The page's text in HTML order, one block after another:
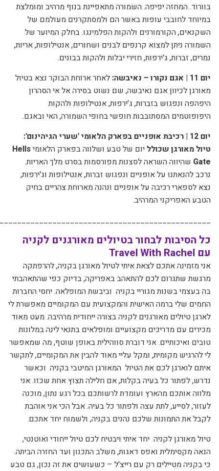
בוורוד. המחזה יפיפה. השמורה מתאפיינת בנוף מרהיב ומומלצת
במיוחד לחובבי עופות באשר הם ולמסתקרנים מעולמם של
השקנאים, הקורמורנים ולהקות הפלמינגו. בחלק המיוער של
השמורה ניתן למצוא קרנפים לבנים ושחורים, אנטילופות, אריות,
נמרים, זברות, ג'ירפות, חזירי יבלות ולהקות בבונים.
יום 11 |
אגם נקורו – נאיבשה: לאחר ארוחת הבוקר נצא בטיול
מאורגן לכיוון אגם נאיבשה, שם נשוט בסירה אל אי הסהרון
היפהפה ונפגוש בזברות, ג’ירפות, אנטילופות ולהקות
היפופוטמים המסתובבות חופשי בחופי השמורה, האי ובאגם.
יום 12 |
רכיבת אופניים בפארק הלאומי 'שערי הגיהינום':
טיול מאורגן שכולל יום של טבע ושלווה בפארק הלאומי Hells
Gate שהיווה השראה לסצנות מפורסמות בסרט מלך האריות.
נרכב להנאתנו על אופניים ונפגוש זברות, אנטילופות וג'ירפות,
נצא לספארי רכיבה על אופניים ונהנה מארוחת צהריים בחיק
הטבע האפריקני המרהיב.
כל הסיבות לבחור בטיולים מאורגנים לקניה
עם Travel With Rachel
אני מזמינה אתכם לצאת איתי לטיול מאורגן בקניה, להרפתקה
מרגשת שתגרום לכם להתאהב באפריקה, בדיוק כפי שהתאהבתי
בה בעצמי בשנות מגוריי בקניה וביבשת המופלאה. יחסי החברות
החמים שלי ברמה האישית והמקצועית עם המקומיים מאפשרת לי
לארגן טיולים מאורגנים לקניה בצורה ייחודית מרהיבה. מעט מאוד
מכירים עם מדריכים מקצועיים ומופלאים בתנאי לינה במלונות
טובים ואיכותיים. אני דוברת סווהילית באופן שוטף, מה שמאפשר
לי להרגיש מקומית, ומקל עליי מאוד להבין את המקומיים, לתקשר
איתם לוארגן לכם את הטיול המאורגן המיטבי בקניה וכאשר
נדרש, לפתור כל בעיה בקלות, אם חלילה תצוץ אחת שכזו. אני
מלווה אותכם מהארץ ועומדת לרשותכם בכל רגע נתון, מוכנה
לעזור, לסייע, לתת עצה ולפתור כל בעיה. אבל הכי אני אוהבת
לקבל את התמונות שלכם נהנים בקניה, ולשמוח יחד אתכם.
טיול מאורגן לקניה יחד איתי ויבטיח לכם טיול ייחודי ואוטנטי,
הנאה מקסימלית ואפס דאגות, משלב התכנון ועד החזרה הביתה.
כי בקניה מטיילים רק עם רייצ'ל – כשעושים את זה נכון, גם טבע